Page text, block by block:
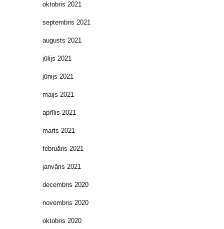
oktobris 2021
septembris 2021
augusts 2021
jūlijs 2021
jūnijs 2021
maijs 2021
aprīlis 2021
marts 2021
februāris 2021
janvāris 2021
decembris 2020
novembris 2020
oktobris 2020